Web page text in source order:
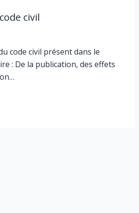
civil
code civil présent dans le
: De la publication, des effets